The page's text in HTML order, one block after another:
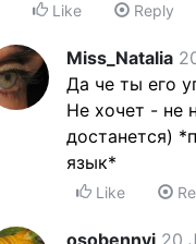
Like Reply
Miss_Natalia
Да че ты его
Не хочет - не
достанется)
язык*
Like
osobennyi 20